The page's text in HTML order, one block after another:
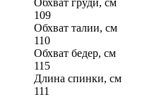
109
Обхват талии, см
110
Обхват бедер, см
115
Длина спинки, см
111